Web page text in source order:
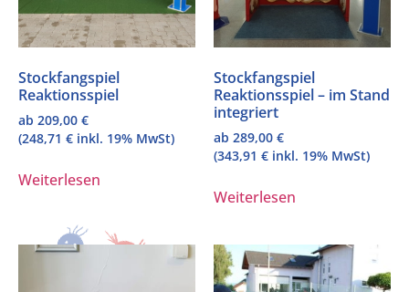
Stockfangspiel
Reaktionsspiel
ab 209,00 €
(248,71 € inkl. 19% MwSt)
Weiterlesen
Stockfangspiel
Reaktionsspiel – im Stand
integriert
ab 289,00 €
(343,91 € inkl. 19% MwSt)
Weiterlesen